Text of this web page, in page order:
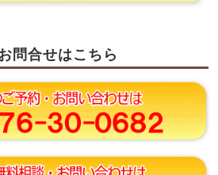
問合せはこちら